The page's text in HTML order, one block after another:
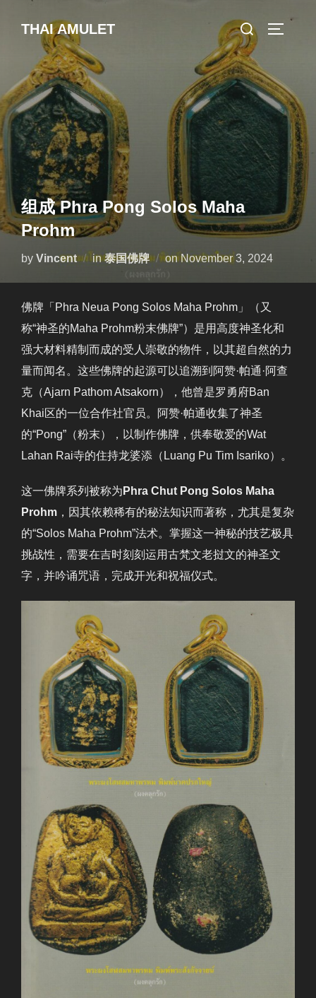
THAI AMULET
Search
for:
组成 Phra Pong Solos Maha
Prohm
by Vincent in泰国佛牌 onPosted
November 3, 2024
佛牌「Phra Neua Pong Solos Maha Prohm」（又
称“神圣的Maha Prohm粉末佛牌”）是用高度神圣化和
强大材料精制而成的受人崇敬的物件，以其超自然的力
量而闻名。这些佛牌的起源可以追溯到阿赞·帕通·阿查
克（Ajarn Pathom Atsakorn），他曾是罗勇府Ban
Khai区的一位合作社官员。阿赞·帕通收集了神圣
的“Pong”（粉末），以制作佛牌，供奉敬爱的Wat
Lahan Rai寺的住持龙婆添（Luang Pu Tim Isariko）。
这一佛牌系列被称为 Phra Chut Pong Solos Maha
Prohm ，因其依赖稀有的秘法知识而著称，尤其是复杂
的“Solos Maha Prohm”法术。掌握这一神秘的技艺极具
挑战性，需要在吉时刻刻运用古梵文老挝文的神圣文
字，并吟诵咒语，完成开光和祝福仪式。